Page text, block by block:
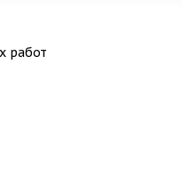
работ